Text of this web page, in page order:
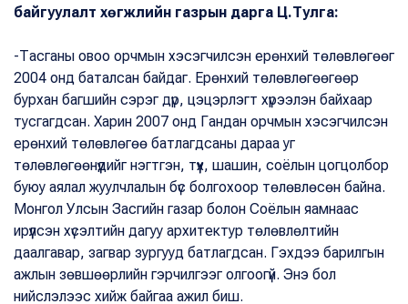
байгуулалт хөгжлийн газрын дарга Ц.Тулга:
-Тасганы овоо орчмын хэсэгчилсэн ерөнхий төлөвлөгөөг
2004 онд баталсан байдаг. Ерөнхий төлөвлөгөөгөөр
бурхан багшийн сэрэг дүр, цэцэрлэгт хүрээлэн байхаар
тусгагдсан. Харин 2007 онд Гандан орчмын хэсэгчилсэн
ерөнхий төлөвлөгөө батлагдсаны дараа уг
төлөвлөгөөнүүдийг нэгтгэн, түүх, шашин, соёлын цогцолбор
буюу аялал жуулчлалын бүс болгохоор төлөвлөсөн байна.
Монгол Улсын Засгийн газар болон Соёлын яамнаас
ирүүлсэн хүсэлтийн дагуу архитектур төлөвлөлтийн
даалгавар, загвар зургууд батлагдсан. Гэхдээ барилгын
ажлын зөвшөөрлийн гэрчилгээг олгоогүй. Энэ бол
нийслэлээс хийж байгаа ажил биш.